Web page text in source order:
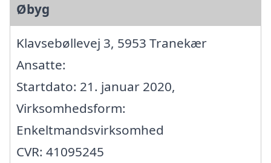
Øbyg
Klavsebøllevej 3, 5953 Tranekær
Ansatte:
Startdato: 21. januar 2020,
Virksomhedsform:
Enkeltmandsvirksomhed
CVR: 41095245